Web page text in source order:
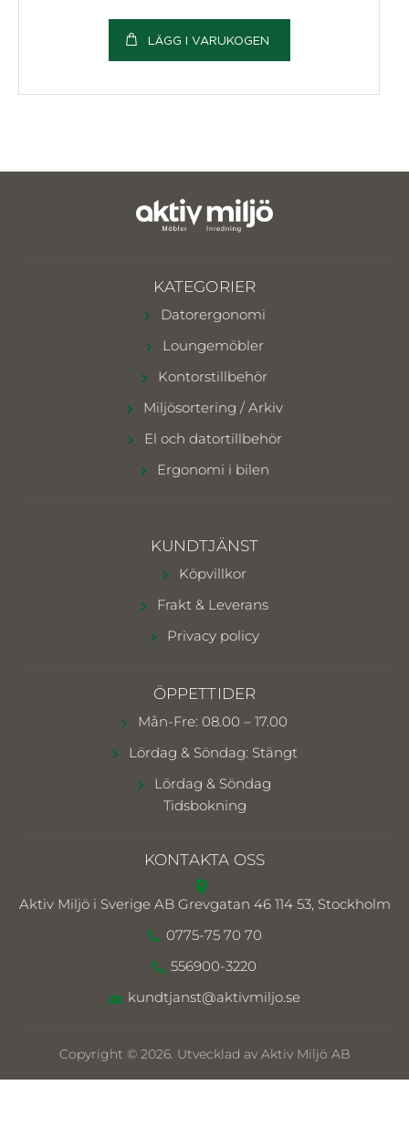
LÄGG I VARUKOGEN
KATEGORIER
Datorergonomi
Loungemöbler
Kontorstillbehör
Miljösortering / Arkiv
El och datortillbehör
Ergonomi i bilen
KUNDTJÄNST
Köpvillkor
Frakt & Leverans
Privacy policy
ÖPPETTIDER
Mån-Fre: 08.00 – 17.00
Lördag & Söndag: Stängt
Lördag & Söndag
Tidsbokning
KONTAKTA OSS
Aktiv Miljö i Sverige AB Grevgatan 46 114 53, Stockholm
0775-75 70 70
556900-3220
kundtjanst@aktivmiljo.se
Copyright © 2026. Utvecklad av Aktiv Miljö AB